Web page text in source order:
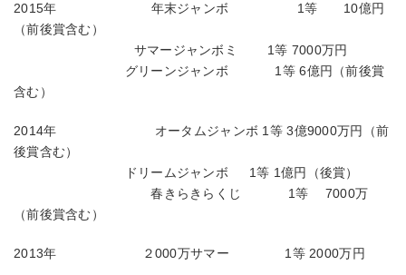
2015年 年末ジャンボ 1等 10億円
（前後賞含む）
サマージャンボミ 1等 7000万円
グリーンジャンボ 1等 6億円（前後賞
含む）
2014年 オータムジャンボ 1等 3億9000万円（前
後賞含む）
ドリームジャンボ 1等 1億円（後賞）
春きらきらくじ 1等 7000万
（前後賞含む）
2013年 ２000万サマー 1等 2000万円